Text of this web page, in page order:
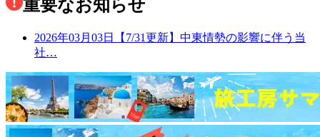
重要なお知らせ
2026年03月03日
【7/31更新】中東情勢の影響に伴う当
社…